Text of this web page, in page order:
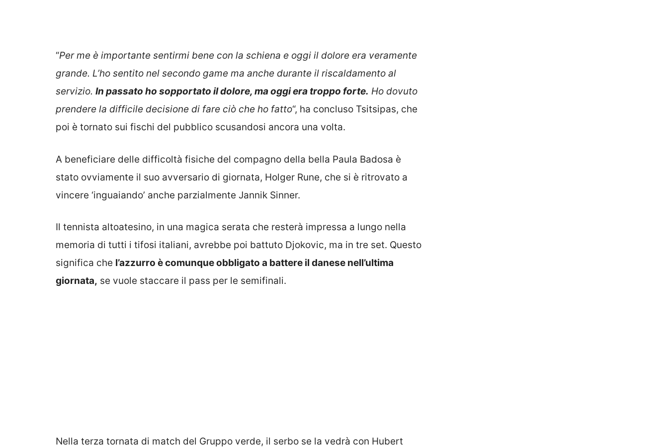
“Per me è importante sentirmi bene con la schiena e oggi il dolore era veramente
grande. L’ho sentito nel secondo game ma anche durante il riscaldamento al
servizio. In passato ho sopportato il dolore, ma oggi era troppo forte. Ho dovuto
prendere la difficile decisione di fare ciò che ho fatto“, ha concluso Tsitsipas, che
poi è tornato sui fischi del pubblico scusandosi ancora una volta.
A beneficiare delle difficoltà fisiche del compagno della bella Paula Badosa è
stato ovviamente il suo avversario di giornata, Holger Rune, che si è ritrovato a
vincere ‘inguaiando’ anche parzialmente Jannik Sinner.
Il tennista altoatesino, in una magica serata che resterà impressa a lungo nella
memoria di tutti i tifosi italiani, avrebbe poi battuto Djokovic, ma in tre set. Questo
significa che l’azzurro è comunque obbligato a battere il danese nell’ultima
giornata, se vuole staccare il pass per le semifinali.
Nella terza tornata di match del Gruppo verde, il serbo se la vedrà con Hubert